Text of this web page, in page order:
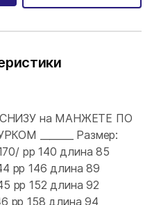
на МАНЖЕТЕ ПО
_______ Размер:
рр 140 длина 85
рр 146 длина 89
рр 152 длина 92
рр 158 длина 94